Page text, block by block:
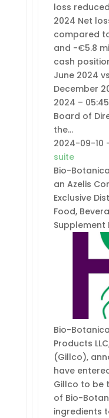
loss
2024 Net
compared
and -€5.8
cash
June 2024
December
2024 –
Board of
the…
2024-09-10
suite
Bio-
an Azelis
Exclusive
Food,
Supplement
Bio-
Products
(Gillco),
have
Gillco to be
of Bio-
ingredients